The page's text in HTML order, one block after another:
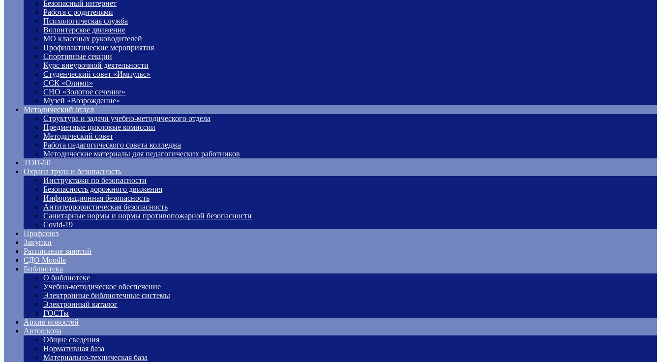
Безопасный интернет
Работа с родителями
Психологическая служба
Волонтерское движение
МО классных руководителей
Профилактические мероприятия
Спортивные секции
Курс внеурочной деятельности
Студенческий совет «Импульс»
ССК «Олимп»
СНО «Золотое сечение»
Музей «Возрождение»
Методический отдел
Структура и задачи учебно-методического отдела
Предметные цикловые комиссии
Методический совет
Работа педагогического совета колледжа
Методические материалы для педагогических работников
ТОП-50
Охрана труда и безопасность
Инструктажи по безопасности
Безопасность дорожного движения
Информационная безопасность
Антитеррористическая безопасность
Санитарные нормы и нормы противопожарной безопасности
Covid-19
Профсоюз
Закупки
Расписание занятий
СДО Moodle
Библиотека
О библиотеке
Учебно-методическое обеспечение
Электронные библиотечные системы
Электронный каталог
ГОСТы
Архив новостей
Автошкола
Общие сведения
Нормативная база
Материально-техническая база